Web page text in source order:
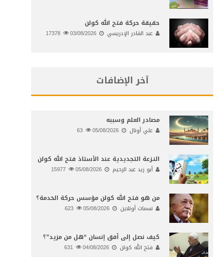
حقيقة حركة فتح الله كولن
عبد القادر الإدريسي 03/08/2026
آخر الإضافات
مصادر العلم وسببه
علي أونال 05/08/2026
النـزعة التجديدية عند الأستاذ فتح الله كولن
أبو زيد عبد الرحيم 05/08/2026
من هو فتح الله كولن مؤسس حركة الخدمة؟
نسمات أونلاين 05/08/2026
كيف نصل إلى أفق إنسان “هل من مزيد”؟
فتح الله كولن 04/08/2026